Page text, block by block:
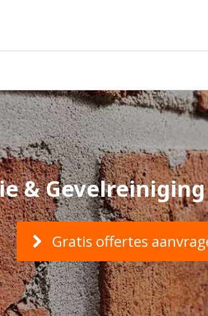
&
Gratis offertes